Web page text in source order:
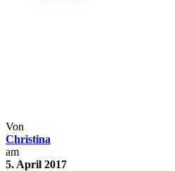
Von
Christina
am
5. April 2017